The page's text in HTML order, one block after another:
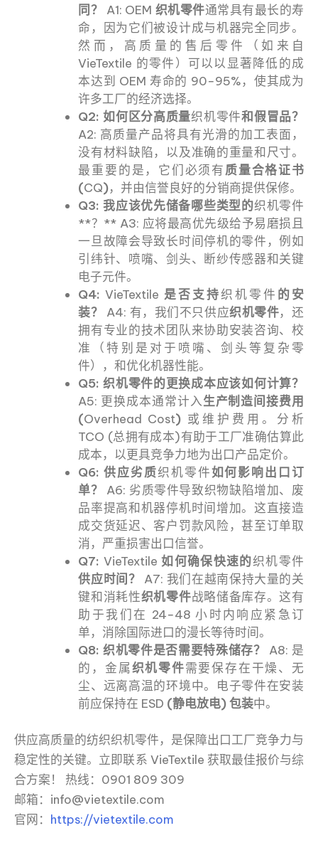
同？
A1: OEM 织机零件通常具有最长的寿
命，因为它们被设计成与机器完全同步。
然而，高质量的售后零件（如来自
VieTextile 的零件）可以以显著降低的成
本达到 OEM 寿命的 90−95%，使其成为
许多工厂的经济选择。
Q2: 如何区分高质量织机零件和假冒品？
A2: 高质量产品将具有光滑的加工表面，
没有材料缺陷，以及准确的重量和尺寸。
最重要的是，它们必须有质量合格证书
(CQ)，并由信誉良好的分销商提供保修。
Q3: 我应该优先储备哪些类型的织机零件
**？** A3: 应将最高优先级给予易磨损且
一旦故障会导致长时间停机的零件，例如
引纬针、喷嘴、剑头、断纱传感器和关键
电子元件。
Q4:VieTextile 是否支持织机零件 的安
装？
A4: 有，我们不只供应织机零件，还
拥有专业的技术团队来协助安装咨询、校
准（特别是对于喷嘴、剑头等复杂零
件），和优化机器性能。
Q5: 织机零件的更换成本应该如何计算？
A5: 更换成本通常计入生产制造间接费用
(Overhead Cost) 或维护费用。分析
TCO (总拥有成本)有助于工厂准确估算此
成本，以更具竞争力地为出口产品定价。
Q6: 供应劣质织机零件如何影响出口订
单？
A6: 劣质零件导致织物缺陷增加、废
品率提高和机器停机时间增加。这直接造
成交货延迟、客户罚款风险，甚至订单取
消，严重损害出口信誉。
Q7: VieTextile 如何确保快速的织机零件
供应时间？
A7: 我们在越南保持大量的关
键和消耗性织机零件战略储备库存。这有
助于我们在 24−48 小时内响应紧急订
单，消除国际进口的漫长等待时间。
Q8: 织机零件是否需要特殊储存？
A8: 是
的，金属织机零件需要保存在干燥、无
尘、远离高温的环境中。电子零件在安装
前应保持在 ESD (静电放电) 包装中。
供应高质量的纺织织机零件，是保障出口工厂竞争力与
稳定性的关键。立即联系 VieTextile 获取最佳报价与综
合方案！ 热线：0901 809 309
邮箱：info@vietextile.com
官网： https://vietextile.com